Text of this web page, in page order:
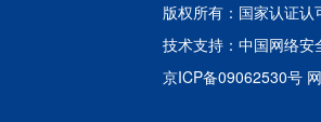
版权所有：国家认证认
技术支持： 中国网络安
京ICP备09062530号